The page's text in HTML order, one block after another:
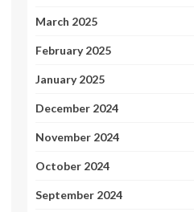
March 2025
February 2025
January 2025
December 2024
November 2024
October 2024
September 2024